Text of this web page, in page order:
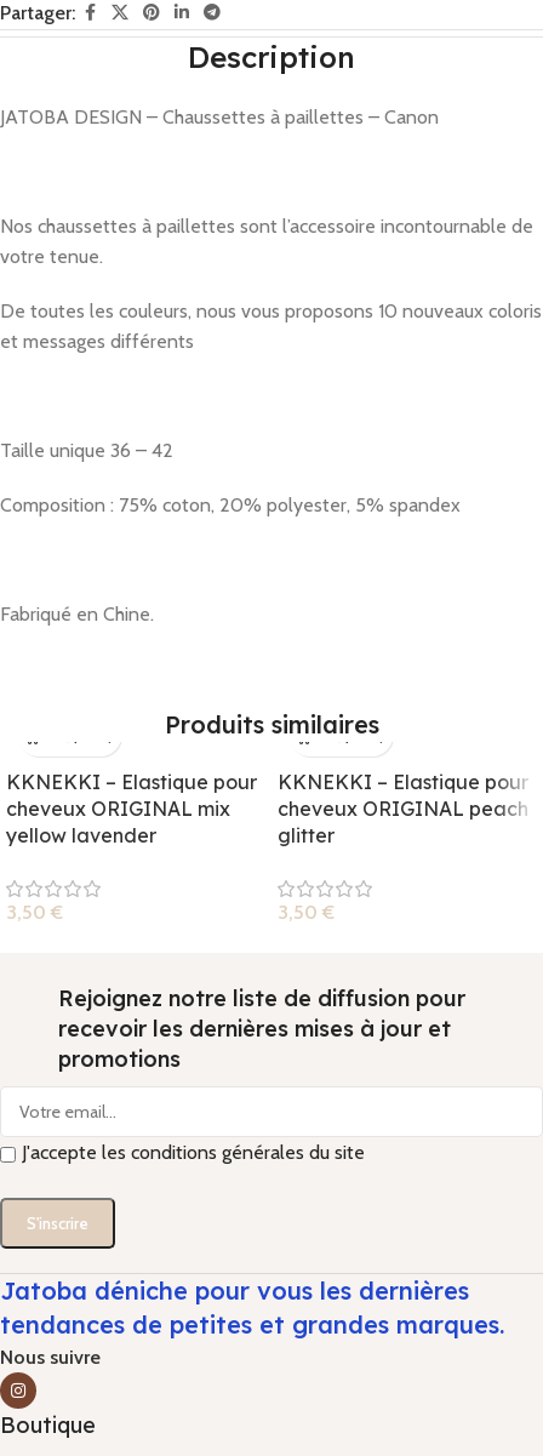
Partager:
Description
JATOBA DESIGN – Chaussettes à paillettes – Canon
Nos chaussettes à paillettes sont l’accessoire incontournable de
votre tenue.
De toutes les couleurs, nous vous proposons 10 nouveaux coloris
et messages différents
Taille unique 36 – 42
Composition : 75% coton, 20% polyester, 5% spandex
Fabriqué en Chine.
Produits similaires
KKNEKKI – Elastique pour
cheveux ORIGINAL mix
yellow lavender
3,50 €
KKNEKKI – Elastique pour
cheveux ORIGINAL peach
glitter
3,50 €
Rejoignez notre liste de diffusion pour
recevoir les dernières mises à jour et
promotions
J'accepte les conditions générales du site
Jatoba déniche pour vous les dernières
tendances de petites et grandes marques.
Nous suivre
Boutique